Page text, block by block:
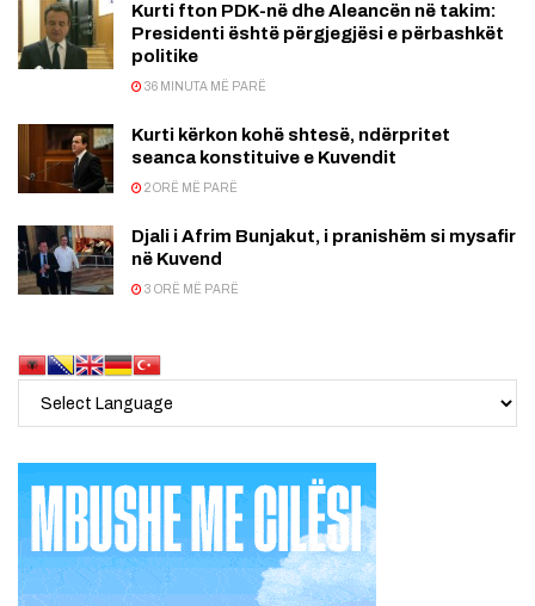
Kurti fton PDK-në dhe Aleancën në takim:
Presidenti është përgjegjësi e përbashkët
politike
36 MINUTA MË PARË
Kurti kërkon kohë shtesë, ndërpritet
seanca konstituive e Kuvendit
2 ORË MË PARË
Djali i Afrim Bunjakut, i pranishëm si mysafir
në Kuvend
3 ORË MË PARË